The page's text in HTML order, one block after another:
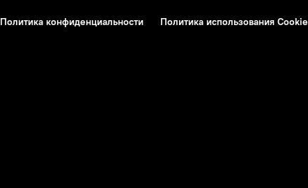
Политика конфиденциальности Политика использования Cookie